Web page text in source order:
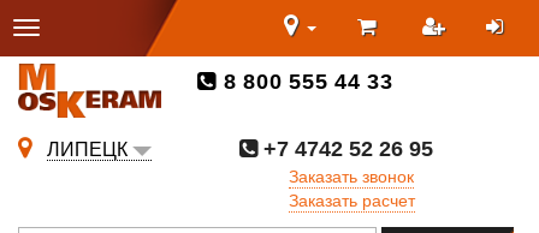
8 800 555 44 33
ЛИПЕЦК
+7 4742 52 26 95
Заказать звонок
Заказать расчет